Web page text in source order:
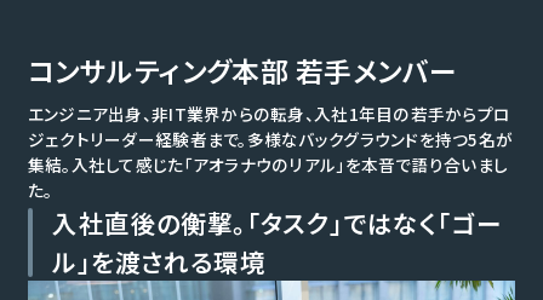
Interview
社員インタビュー
Job
募集職種Contact
お問い合わせ
コンサルティング本部 若手メンバー
エンジニア出身、非IT業界からの転身、入社1年目の若手からプロ
ジェクトリーダー経験者まで。多様なバックグラウンドを持つ5名が
集結。入社して感じた「アオラナウのリアル」を本音で語り合いまし
入社直後の衡撃。「タスク」ではなく「ゴー
ル」を渡される環境